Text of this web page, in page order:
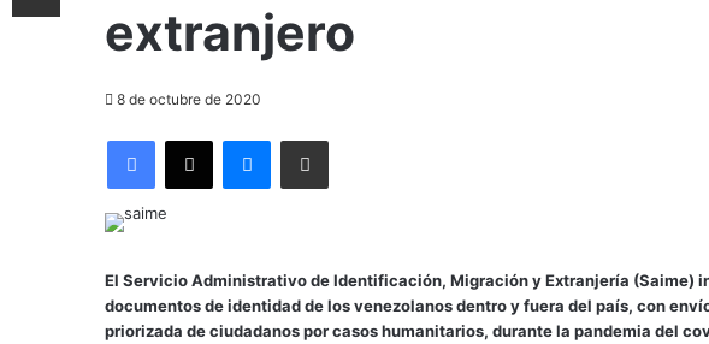
extranjero
8 de octubre de 2020
Facebook
X MessengerCompartir por correo electrónico
El Servicio Administrativo de Identificación, Migración y Extranjería (Saime)
documentos de identidad de los venezolanos dentro y fuera del país, con
priorizada de ciudadanos por casos humanitarios, durante la pandemia del